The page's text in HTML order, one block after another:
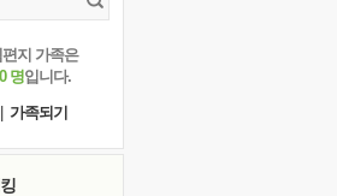
지 가족은
명입니다.
가족되기